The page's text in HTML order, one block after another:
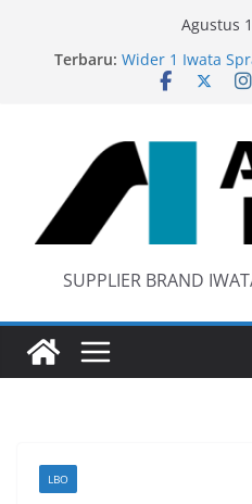
Agustus
Terbaru: Wider 1 Iwata
Anest Iwata W71
Iwata W 71 New
SUPPLIER BRAND
LBO